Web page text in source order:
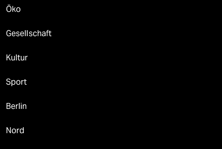
Öko
Gesellschaft
Kultur
Sport
Berlin
Nord